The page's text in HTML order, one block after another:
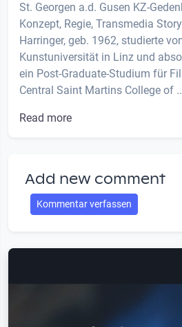
St. Georgen a.d. Gusen KZ-
Konzept, Regie, Transmedia
Harringer, geb. 1962, studierte
Kunstuniversität in Linz und
ein Post-Graduate-Studium für
Central Saint Martins College of
Read more
Add new comment
Kommentar verfassen